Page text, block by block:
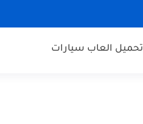
تحميل العاب سيارات